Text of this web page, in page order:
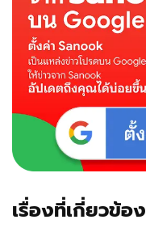
เรื่องที่เกี่ยวข้อง